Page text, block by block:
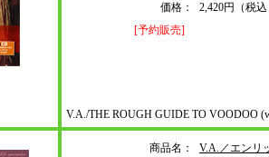
価格：
2,420円（税込
[予約販売]
V.A./THE ROUGH GUIDE TO VOODOO
商品名：
V.A.／エンリ